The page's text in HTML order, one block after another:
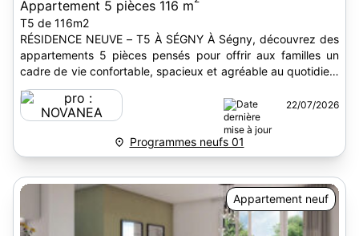
Appartement 5 pièces 116 m
T5 de 116m2
RÉSIDENCE NEUVE – T5 À SÉGNY À Ségny, découvrez des
appartements 5 pièces pensés pour offrir aux familles un
cadre de vie confortable, spacieux et agréable au quotidien.
Avec...
22/07/2026
Programmes neufs 01
Appartement neuf